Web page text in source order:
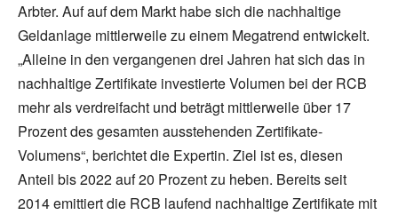
Arbter. Auf auf dem Markt habe sich die nachhaltige
Geldanlage mittlerweile zu einem Megatrend entwickelt.
„Alleine in den vergangenen drei Jahren hat sich das in
nachhaltige Zertifikate investierte Volumen bei der RCB
mehr als verdreifacht und beträgt mittlerweile über 17
Prozent des gesamten ausstehenden Zertifikate-
Volumens“, berichtet die Expertin. Ziel ist es, diesen
Anteil bis 2022 auf 20 Prozent zu heben. Bereits seit
2014 emittiert die RCB laufend nachhaltige Zertifikate mit